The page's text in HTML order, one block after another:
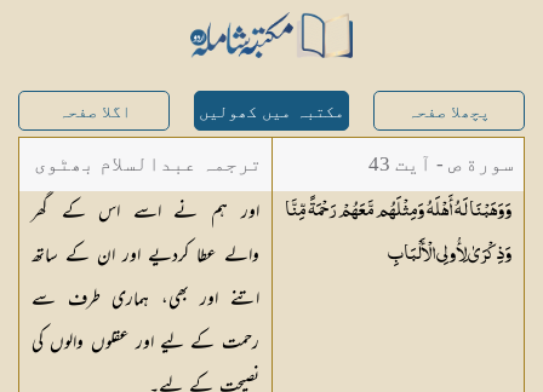
پچھلا صفحہ مکتبہ میں کھولیں اگلا صفحہ
سورة ص - آیت 43
وَوَهَبْنَا لَهُ أَهْلَهُ وَمِثْلَهُم مَّعَهُمْ رَحْمَةً مِّنَّا
وَذِكْرَىٰ لِأُولِيالْأَلْبَابِ
ترجمہ عبدالسلام بھٹوی
- عبدالسلام بن محمد
اور ہم نے اسے اس کے گھر
والے عطا کردیے اور ان کے ساتھ
اتنے اور بھی، ہماری طرف سے
رحمت کے لیے اور عقلوں والوں کی